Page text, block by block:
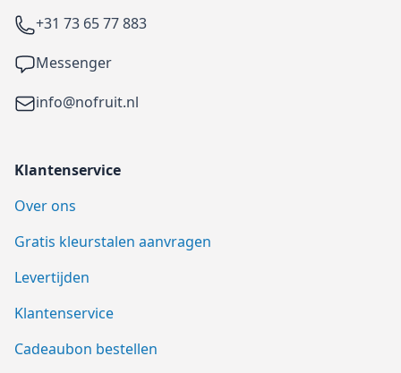
Telefoon
+31 73 65 77 883
Facebook
Messenger
Emailinfo@nofruit.nl
Klantenservice
Over ons
Gratis kleurstalen aanvragen
Levertijden
Klantenservice
Cadeaubon bestellen